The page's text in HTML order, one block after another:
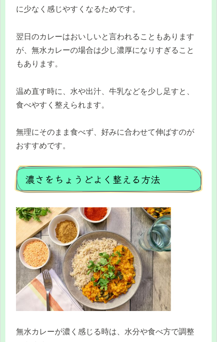
に少なく感じやすくなるためです。
翌日のカレーはおいしいと言われることもあります
が、無水カレーの場合は少し濃厚になりすぎること
もあります。
温め直す時に、水や出汁、牛乳などを少し足すと、
食べやすく整えられます。
無理にそのまま食べず、好みに合わせて伸ばすのが
おすすめです。
濃さをちょうどよく整える方法
無水カレーが濃く感じる時は、水分や食べ方で調整